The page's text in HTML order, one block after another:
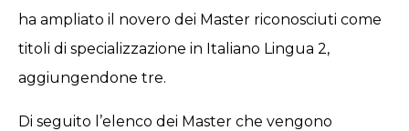
ha ampliato il novero dei Master riconosciuti come
titoli di specializzazione in Italiano Lingua 2,
aggiungendone tre.
Di seguito l’elenco dei Master che vengono